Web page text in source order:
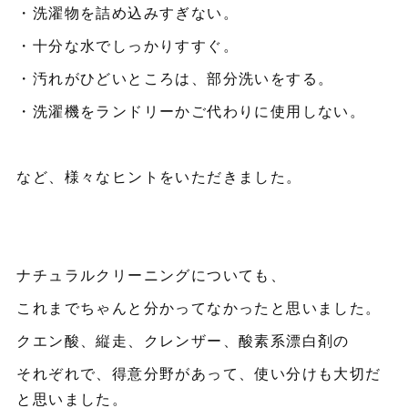
・洗濯物を詰め込みすぎない。
・十分な水でしっかりすすぐ。
・汚れがひどいところは、部分洗いをする。
・洗濯機をランドリーかご代わりに使用しない。
など、様々なヒントをいただきました。
ナチュラルクリーニングについても、
これまでちゃんと分かってなかったと思いました。
クエン酸、縦走、クレンザー、酸素系漂白剤の
それぞれで、得意分野があって、使い分けも大切だ
と思いました。